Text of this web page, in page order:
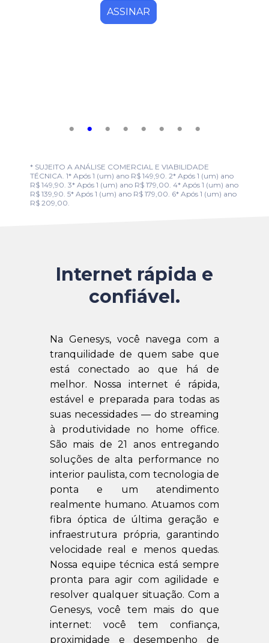
ASSINAR
* SUJEITO A ANÁLISE COMERCIAL E VIABILIDADE
TÉCNICA. 1* Após 1 (um) ano R$ 149,90. 2* Após 1 (um) ano
R$ 149,90. 3* Após 1 (um) ano R$ 179,00. 4* Após 1 (um) ano
R$ 139,90. 5* Após 1 (um) ano R$ 179,00. 6* Após 1 (um) ano
R$ 209,00.
Internet rápida e
confiável.
Na Genesys, você navega com a
tranquilidade de quem sabe que
está conectado ao que há de
melhor. Nossa internet é rápida,
estável e preparada para todas as
suas necessidades — do streaming
à produtividade no home office.
São mais de 21 anos entregando
soluções de alta performance no
interior paulista, com tecnologia de
ponta e um atendimento
realmente humano. Atuamos com
fibra óptica de última geração e
infraestrutura própria, garantindo
velocidade real e menos quedas.
Nossa equipe técnica está sempre
pronta para agir com agilidade e
resolver qualquer situação. Com a
Genesys, você tem mais do que
internet: você tem confiança,
proximidade e desempenho de